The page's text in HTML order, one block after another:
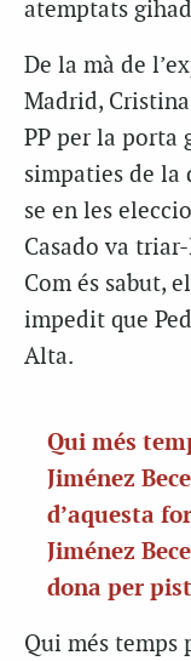
atemptats
De la mà de
Madrid,
PP per la porta
simpaties de la
se en les
Casado va
Com és sabut,
impedit que
Alta.
Qui més
Jiménez
d’aquesta
Jiménez
dona per
Qui més temps